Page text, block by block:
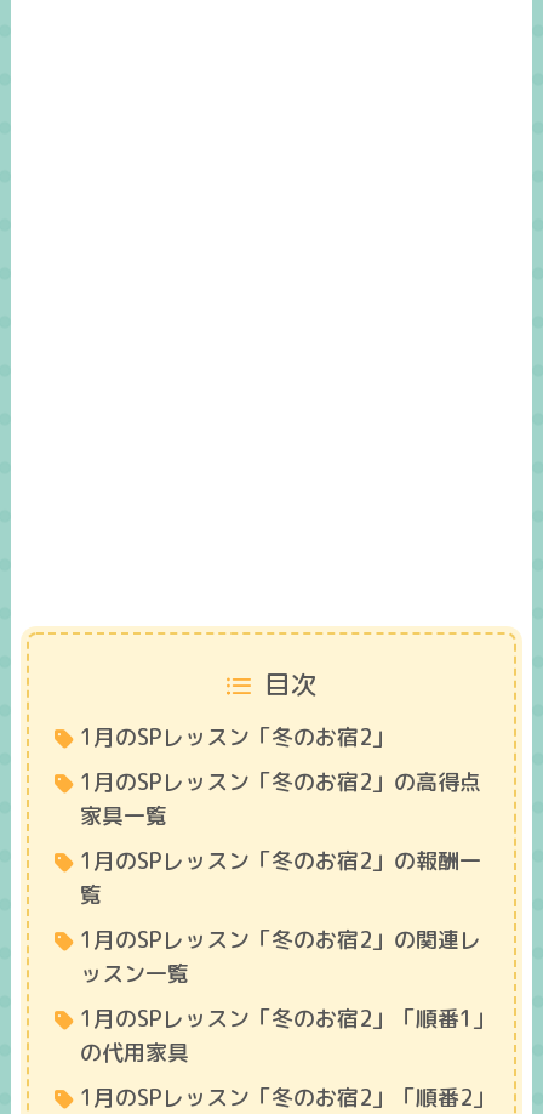
目次
1月のSPレッスン「冬のお宿2」
1月のSPレッスン「冬のお宿2」の高得点
家具一覧
1月のSPレッスン「冬のお宿2」の報酬一
覧
1月のSPレッスン「冬のお宿2」の関連レ
ッスン一覧
1月のSPレッスン「冬のお宿2」「順番1」
の代用家具
1月のSPレッスン「冬のお宿2」「順番2」